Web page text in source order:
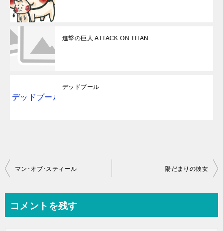
進撃の巨人 ATTACK ON TITAN
デッドプール
投
ビ
マン･オブ･スティール 陽だまりの彼女
コメントを残す